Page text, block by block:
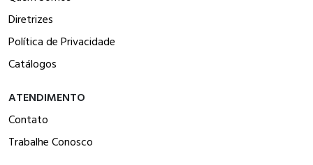
Diretrizes
Política de Privacidade
Catálogos
ATENDIMENTO
Contato
Trabalhe Conosco